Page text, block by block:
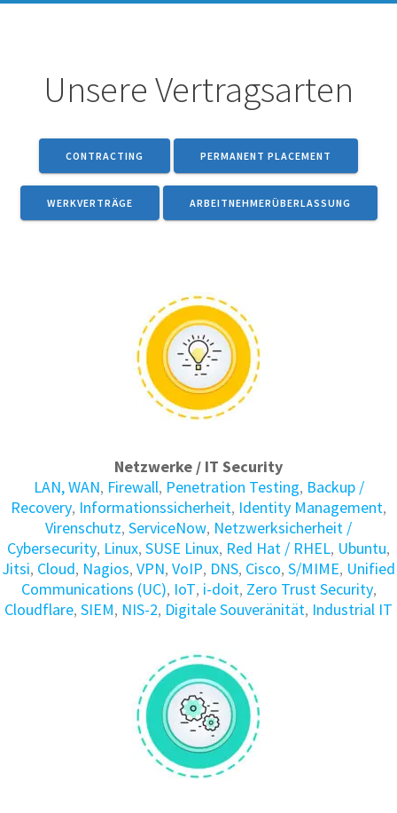
Unsere Vertragsarten
CONTRACTING PERMANENT PLACEMENT
WERKVERTRÄGE ARBEITNEHMERÜBERLASSUNG
Netzwerke / IT Security
LAN, WAN, Firewall, Penetration Testing, Backup /
Recovery, Informations­sicherheit, Identity Manage­ment,
Virenschutz, ServiceNow, Netzwerksicherheit /
Cybersecurity, Linux, SUSE Linux, Red Hat / RHEL, Ubuntu,
Jitsi, Cloud, Nagios, VPN, VoIP, DNS, Cisco, S/MIME, Unified
Communications (UC), IoT, i-doit, Zero Trust Security,
Cloudflare, SIEM, NIS-2, Digitale Souveränität, Industrial IT